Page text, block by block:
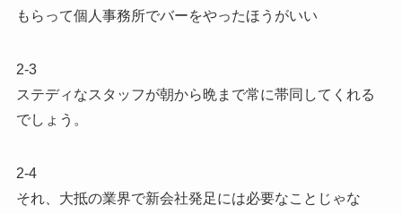
もらって個人事務所でバーをやったほうがいい
2-3
ステディなスタッフが朝から晩まで常に帯同してくれる
でしょう。
2-4
それ、大抵の業界で新会社発足には必要なことじゃな